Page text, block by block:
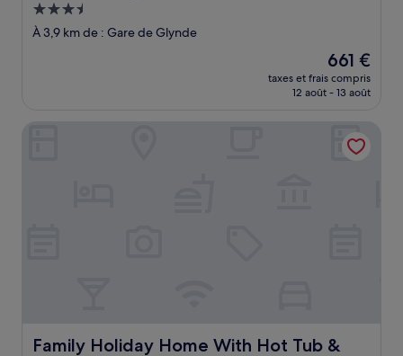
Hébergement
3.5 étoiles
À 3,9 km de : Gare de Glynde
Le
nouveau
prix
de
661 €
661 €
taxes et frais compris
12 août - 13 août
Family Holiday Home With Hot Tub &
Family Holiday Home With Hot Tub & Sauna Sleeps 8
Family Holiday Home With Hot Tub & Sauna Sleeps 8